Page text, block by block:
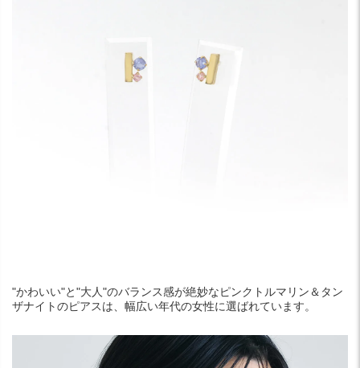
"かわいい"と"大人"のバランス感が絶妙なピンクトルマリン＆タン
ザナイトのピアスは、幅広い年代の女性に選ばれています。